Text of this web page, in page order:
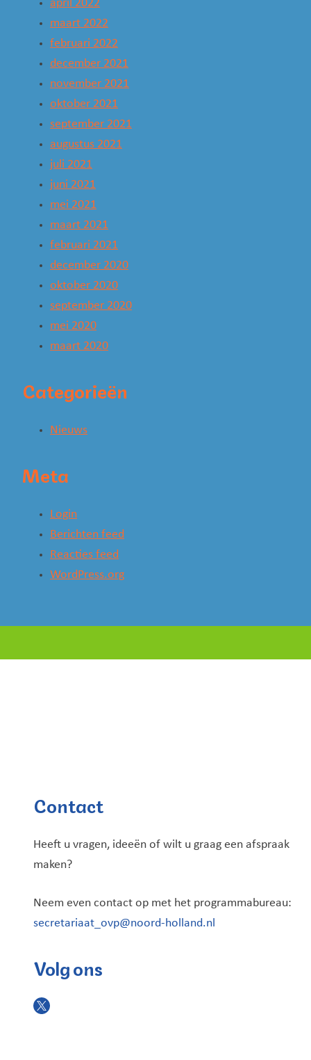
april 2022
maart 2022
februari 2022
december 2021
november 2021
oktober 2021
september 2021
augustus 2021
juli 2021
juni 2021
mei 2021
maart 2021
februari 2021
december 2020
oktober 2020
september 2020
mei 2020
maart 2020
Categorieën
Nieuws
Meta
Login
Berichten feed
Reacties feed
WordPress.org
Contact
Heeft u vragen, ideeën of wilt u graag een afspraak
maken?
Neem even contact op met het programmabureau:
secretariaat_ovp@noord-holland.nl
Volg ons